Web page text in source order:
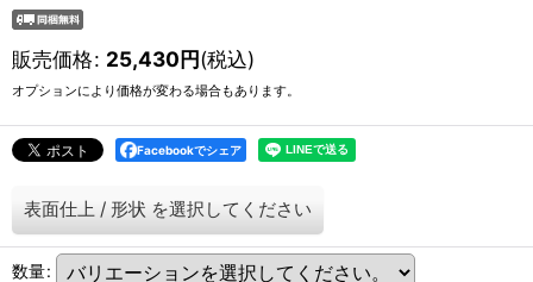
販売価格: 25,430円(税込)
オプションにより価格が変わる場合もあります。
Facebookでシェア
表面仕上 / 形状 を選択してください
数量: